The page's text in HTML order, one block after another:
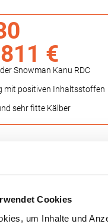
Cookies
um Inhalte und
€
Snowman Kanu RDC
mit positiven Inhaltsstoffen
sehr fitte Kälber